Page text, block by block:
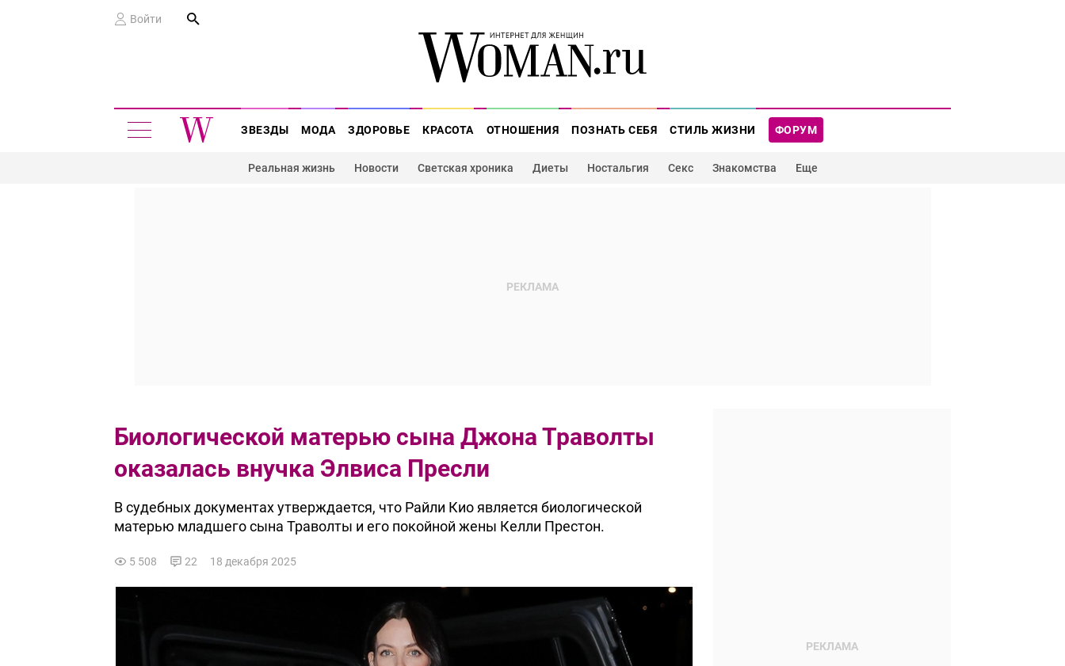
Войти
ФОРУМ
ЗВЕЗДЫ МОДА ЗДОРОВЬЕ КРАСОТА ОТНОШЕНИЯ ПОЗНАТЬ СЕБЯ СТИЛЬ ЖИЗНИ
Реальная жизнь Новости Светская хроника Диеты Ностальгия Секс Знакомства Еще
Биологической матерью сына Джона Траволты
оказалась внучка Элвиса Пресли
В судебных документах утверждается, что Райли Кио является биологической
матерью младшего сына Траволты и его покойной жены Келли Престон.
5 508 22 18 декабря 2025